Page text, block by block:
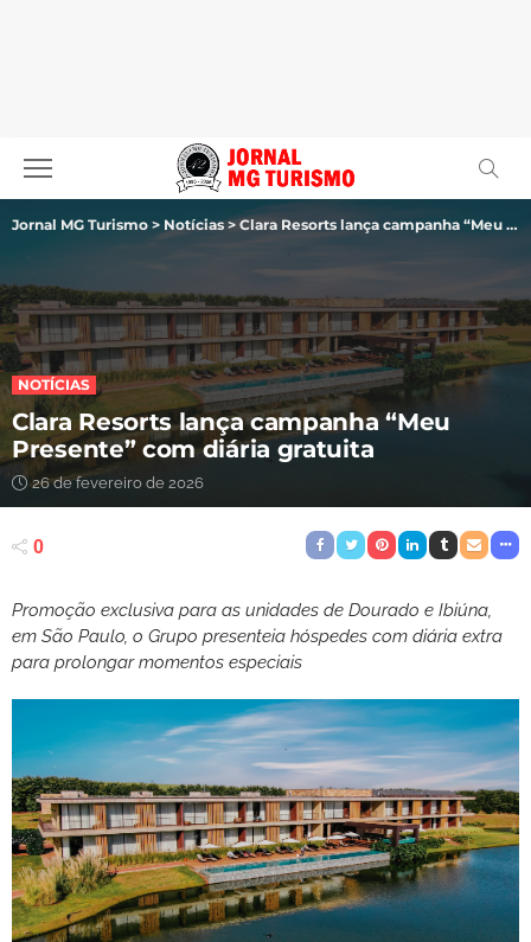
Jornal MG Turismo > Notícias> Clara Resorts lança campanha “Meu Presente” com diária gratuita
NOTÍCIAS
Clara Resorts lança campanha “Meu
Presente” com diária gratuita
26 de fevereiro de 2026
0
Promoção exclusiva para as unidades de Dourado e Ibiúna,
em São Paulo, o Grupo presenteia hóspedes com diária extra
para prolongar momentos especiais